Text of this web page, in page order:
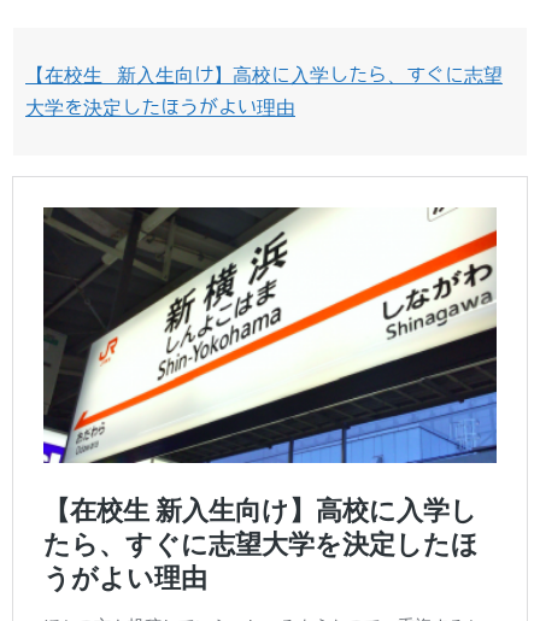
【在校生 新入生向け】高校に入学したら、すぐに志望
大学を決定したほうがよい理由